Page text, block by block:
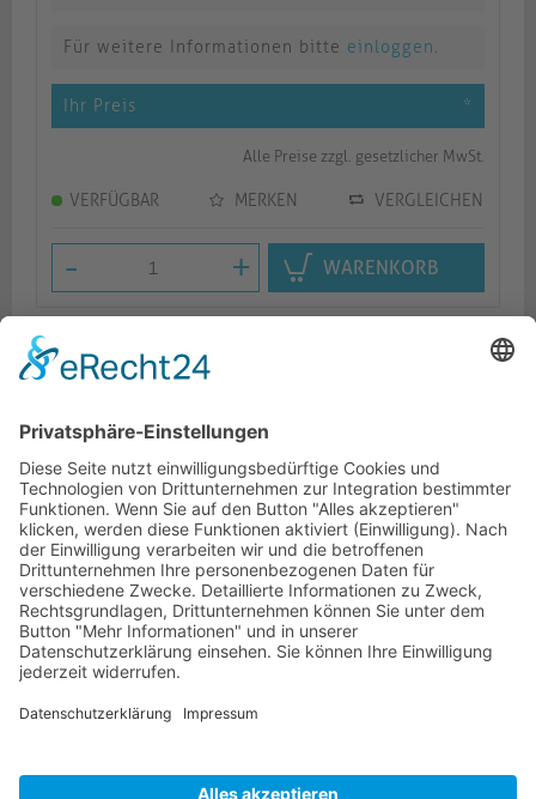
Für weitere Informationen bitte einloggen.
Ihr Preis *
Alle Preise zzgl. gesetzlicher MwSt.
VERFÜGBAR MERKEN VERGLEICHEN
- + WARENKORB
Beschreibung
Logistik
Ähnliche Artikel
HOTLINE
ONEAV.EU